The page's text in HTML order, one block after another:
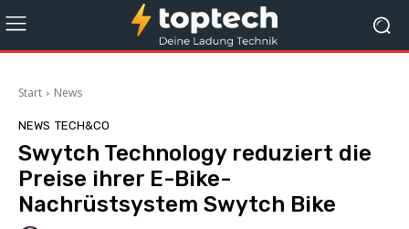
Start News
NEWS TECH&CO
Swytch Technology reduziert die
Preise ihrer E-Bike-
Nachrüstsystem Swytch Bike